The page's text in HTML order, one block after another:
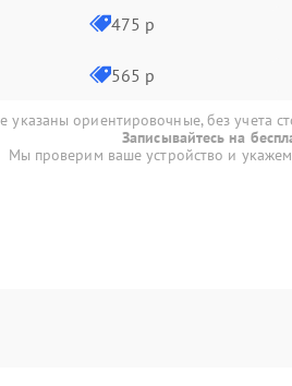
475 р
565 р
указаны ориентировочные, без учета
Записывайтесь на
Мы проверим ваше устройство и